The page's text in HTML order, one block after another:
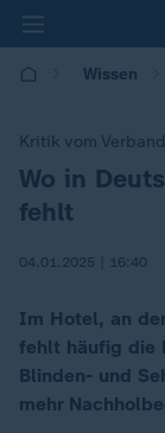
Wissen
Kritik vom
:
Wo in
fehlt
04.01.2025 | 16:40
Im Hotel, an
fehlt häufig die
Blinden- und
mehr